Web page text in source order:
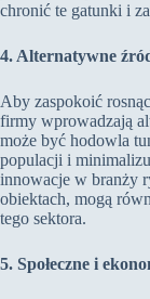
chronić te gatunki i
4. Alternatywne
Aby zaspokoić
firmy wprowadzają
może być hodowla
populacji i
innowacje w branży
obiektach, mogą
tego sektora.
5. Społeczne i